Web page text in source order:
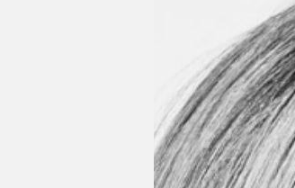
Pour les entreprises de Software-as-a-Service
(SaaS), de conception de logiciels et ...
Services professionnels
Pour les agences et les firmes